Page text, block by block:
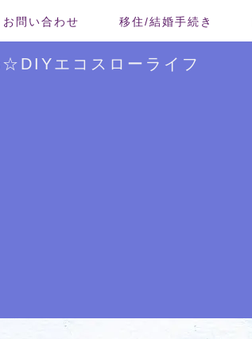
お問い合わせ 移住/結婚手続き
エコスローライフ